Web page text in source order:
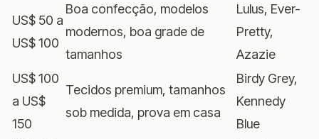
US$ 50 a
US$ 100
Boa confecção, modelos
modernos, boa grade de
tamanhos
Lulus, Ever-
Pretty,
Azazie
US$ 100
a US$
150
Tecidos premium, tamanhos
sob medida, prova em casa
Birdy Grey,
Kennedy
Blue